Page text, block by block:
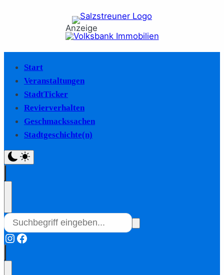
Anzeige
Start
Veranstaltungen
StadtTicker
Revierverhalten
Geschmackssachen
Stadtgeschichte(n)
Instagram
Facebook